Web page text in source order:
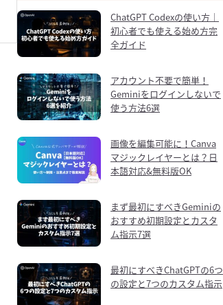
ChatGPT Codexの使い方｜
初心者でも使える始め方完
全ガイド
アカウント不要で簡単！
Geminiをログインしないで
使う方法6選
画像を編集可能に！Canva
マジックレイヤーとは？日
本語対応&無料版OK
まず最初にすべきGeminiの
おすすめ初期設定とカスタ
ム指示7選
最初にすべきChatGPTの6つ
の設定と7つのカスタム指示